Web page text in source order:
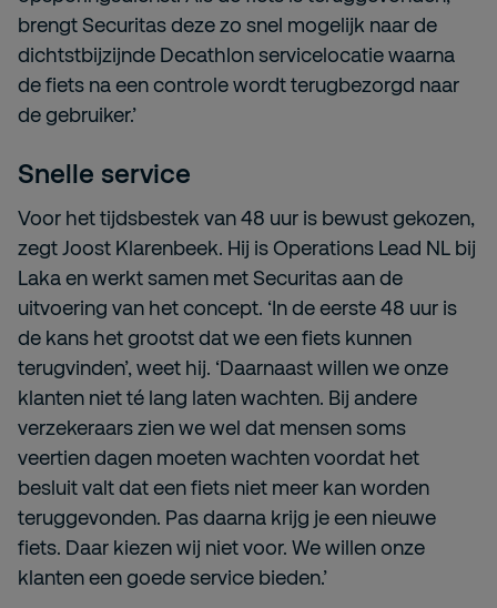
brengt Securitas deze zo snel mogelijk naar de
dichtstbijzijnde Decathlon servicelocatie waarna
de fiets na een controle wordt terugbezorgd naar
de gebruiker.’
Snelle service
Voor het tijdsbestek van 48 uur is bewust gekozen,
zegt Joost Klarenbeek. Hij is Operations Lead NL bij
Laka en werkt samen met Securitas aan de
uitvoering van het concept. ‘In de eerste 48 uur is
de kans het grootst dat we een fiets kunnen
terugvinden’, weet hij. ‘Daarnaast willen we onze
klanten niet té lang laten wachten. Bij andere
verzekeraars zien we wel dat mensen soms
veertien dagen moeten wachten voordat het
besluit valt dat een fiets niet meer kan worden
teruggevonden. Pas daarna krijg je een nieuwe
fiets. Daar kiezen wij niet voor. We willen onze
klanten een goede service bieden.’